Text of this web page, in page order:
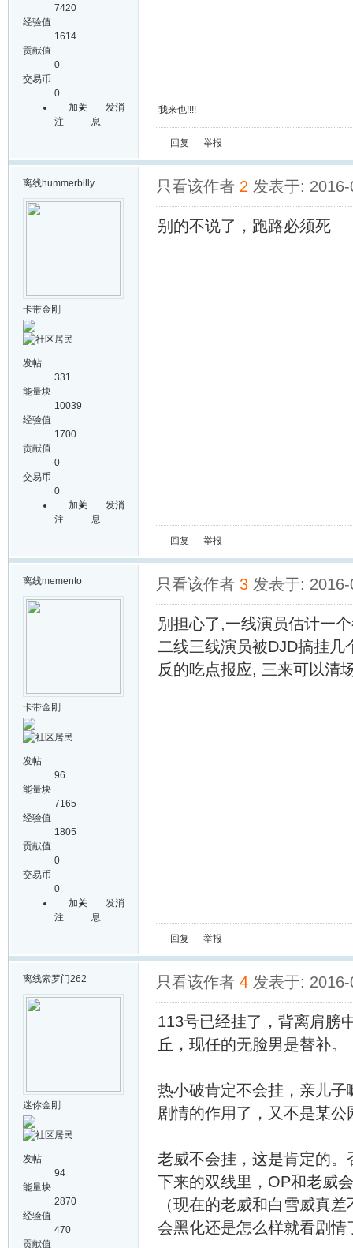
7420
经验值
1614
贡献值
0
交易币
0
加关
注
发消
息
我来也!!!!
回复 举报
离线hummerbilly
卡带金刚
发帖
331
能量块
10039
经验值
1700
贡献值
0
交易币
0
加关
注
发消
息
只看该作者 2 发表于:
别的不说了，跑路必须死
回复 举报
离线memento
卡带金刚
发帖
96
能量块
7165
经验值
1805
贡献值
0
交易币
0
加关
注
发消
息
只看该作者 3 发表于:
别担心了,一线演员估计一
二线三线演员被DJD搞挂
反的吃点报应, 三来可以清
回复 举报
离线索罗门262
迷你金刚
发帖
94
能量块
2870
经验值
470
贡献值
只看该作者 4 发表于:
113号已经挂了，背离肩膀
丘，现任的无脸男是替补。
热小破肯定不会挂，亲儿
剧情的作用了，又不是某公
老威不会挂，这是肯定的
下来的双线里，OP和老威
（现在的老威和白雪威真
会黑化还是怎么样就看剧情